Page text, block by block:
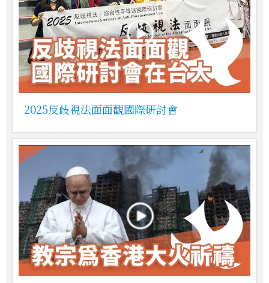
2025反歧視法面面觀國際研討會